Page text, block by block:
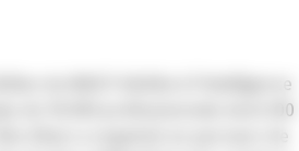
du WAICF dédiée à l’intelligence
de 10.000 professionnels dont 200
d’Azur a organisé un parcours de